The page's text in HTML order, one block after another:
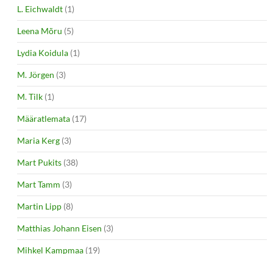
L. Eichwaldt (1)
Leena Mõru (5)
Lydia Koidula (1)
M. Jörgen (3)
M. Tilk (1)
Määratlemata (17)
Maria Kerg (3)
Mart Pukits (38)
Mart Tamm (3)
Martin Lipp (8)
Matthias Johann Eisen (3)
Mihkel Kampmaa (19)